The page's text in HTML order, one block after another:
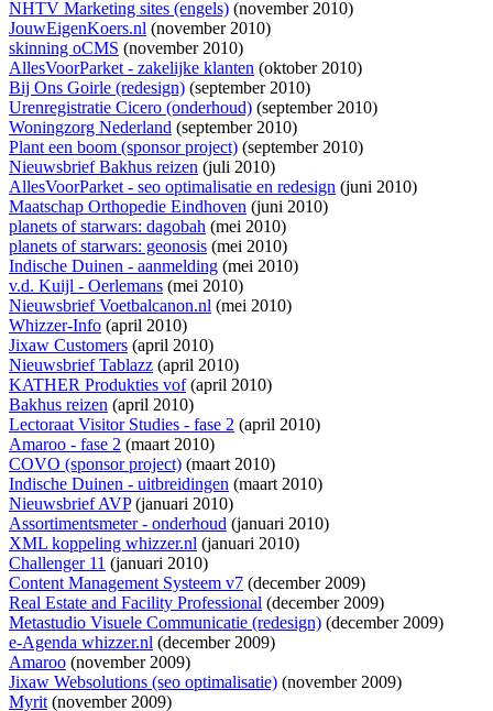
NHTV Marketing sites (engels) (november 2010)
JouwEigenKoers.nl (november 2010)
skinning oCMS (november 2010)
AllesVoorParket - zakelijke klanten (oktober 2010)
Bij Ons Goirle (redesign) (september 2010)
Urenregistratie Cicero (onderhoud) (september 2010)
Woningzorg Nederland (september 2010)
Plant een boom (sponsor project) (september 2010)
Nieuwsbrief Bakhus reizen (juli 2010)
AllesVoorParket - seo optimalisatie en redesign (juni 2010)
Maatschap Orthopedie Eindhoven (juni 2010)
planets of starwars: dagobah (mei 2010)
planets of starwars: geonosis (mei 2010)
Indische Duinen - aanmelding (mei 2010)
v.d. Kuijl - Oerlemans (mei 2010)
Nieuwsbrief Voetbalcanon.nl (mei 2010)
Whizzer-Info (april 2010)
Jixaw Customers (april 2010)
Nieuwsbrief Tablazz (april 2010)
KATHER Produkties vof(april 2010)
Bakhus reizen (april 2010)
Lectoraat Visitor Studies - fase 2 (april 2010)
Amaroo - fase 2 (maart 2010)
COVO (sponsor project) (maart 2010)
Indische Duinen - uitbreidingen (maart 2010)
Nieuwsbrief AVP(januari 2010)
Assortimentsmeter - onderhoud (januari 2010)
XML koppeling whizzer.nl (januari 2010)
Challenger 11 (januari 2010)
Content Management Systeem v7 (december 2009)
Real Estate and Facility Professional (december 2009)
Metastudio Visuele Communicatie (redesign) (december 2009)
e-Agenda whizzer.nl (december 2009)
Amaroo (november 2009)
Jixaw Websolutions (seo optimalisatie) (november 2009)
Myrit(november 2009)